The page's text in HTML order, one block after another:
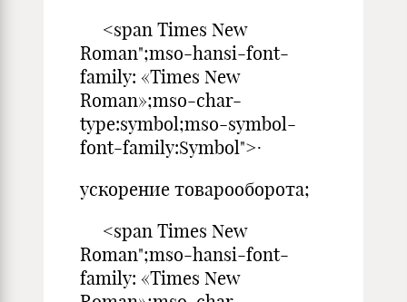
<span Times New
Roman";mso-hansi-font-
family: «Times New
Roman»;mso-char-
type:symbol;mso-symbol-
font-family:Symbol">·
ускорение товарооборота;
<span Times New
Roman";mso-hansi-font-
family: «Times New